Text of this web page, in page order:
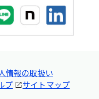
情報の取扱い
プ サイトマップ